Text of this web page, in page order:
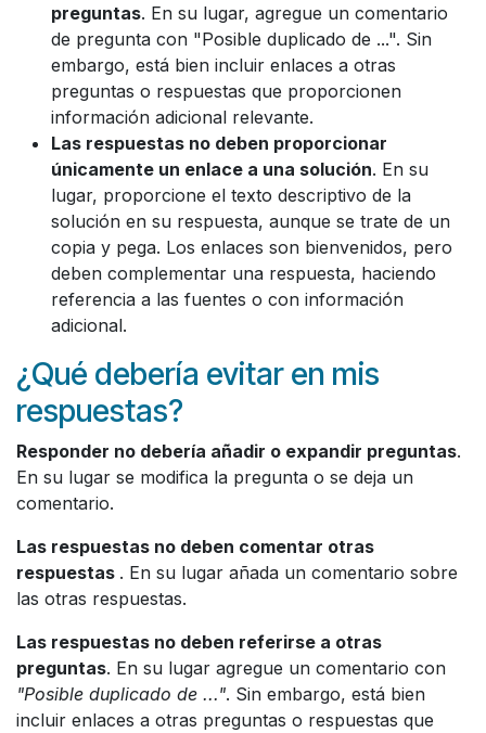
preguntas. En su lugar, agregue un comentario
de pregunta con "Posible duplicado de ...". Sin
embargo, está bien incluir enlaces a otras
preguntas o respuestas que proporcionen
información adicional relevante.
Las respuestas no deben proporcionar
únicamente un enlace a una solución. En su
lugar, proporcione el texto descriptivo de la
solución en su respuesta, aunque se trate de un
copia y pega. Los enlaces son bienvenidos, pero
deben complementar una respuesta, haciendo
referencia a las fuentes o con información
adicional.
¿Qué debería evitar en mis
respuestas?
Responder no debería añadir o expandir preguntas.
En su lugar se modifica la pregunta o se deja un
comentario.
Las respuestas no deben comentar otras
respuestas . En su lugar añada un comentario sobre
las otras respuestas.
Las respuestas no deben referirse a otras
preguntas. En su lugar agregue un comentario con
"Posible duplicado de ...". Sin embargo, está bien
incluir enlaces a otras preguntas o respuestas que